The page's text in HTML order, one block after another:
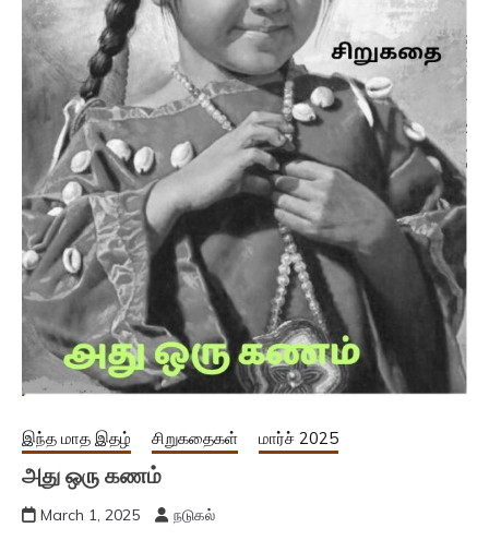
இந்த மாத இதழ் சிறுகதைகள் மார்ச் 2025
அது ஒரு கணம்
March 1, 2025 நடுகல்